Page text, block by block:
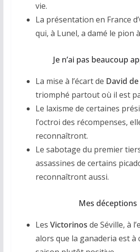
vie.
La présentation en France d’
qui, à Lunel, a damé le pion
Je n’ai pas beaucoup
La mise à l’écart de David
triomphé partout où il est
Le laxisme de certaines
l’octroi des récompenses,
reconnaîtront.
Le sabotage du premier
assassines de certains
reconnaîtront aussi.
Mes déceptions
Les Victorinos de Séville, à
alors que la ganaderia est à